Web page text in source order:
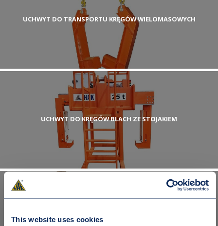
This website uses cookies
UCHWYT DO TRANSPORTU KRĘGÓW WIELOMASOWYCH
UCHWYT DO KRĘGÓW BLACH ZE STOJAKIEM
UCHWYT DO TRANSPORTU KRĘGÓW WIELKOGABARYTOWYCH